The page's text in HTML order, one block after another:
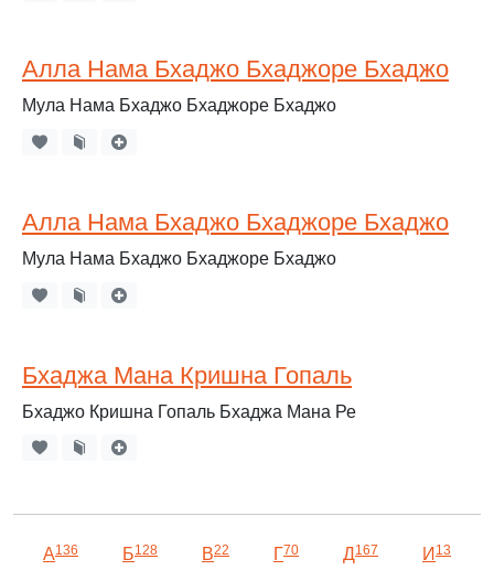
Алла Нама Бхаджо Бхаджоре Бхаджо
Мула Нама Бхаджо Бхаджоре Бхаджо
Алла Нама Бхаджо Бхаджоре Бхаджо
Мула Нама Бхаджо Бхаджоре Бхаджо
Бхаджа Мана Кришна Гопаль
Бхаджо Кришна Гопаль Бхаджа Мана Ре
А136 Б128 В22 Г70 Д167 И 13